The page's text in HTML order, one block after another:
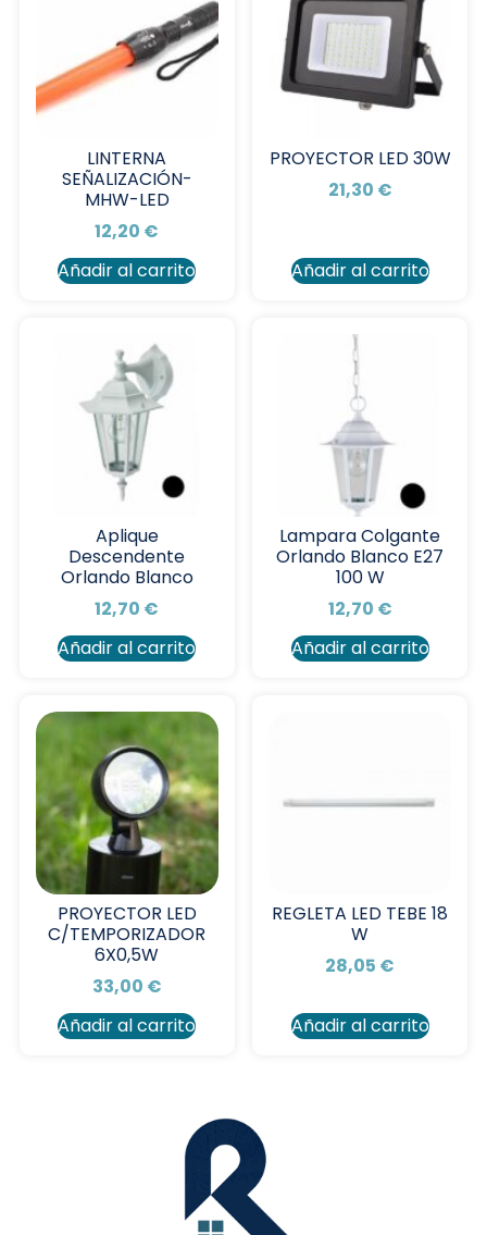
LINTERNA
SEÑALIZACIÓN-
MHW-LED
12,20 €
Añadir al carrito
PROYECTOR LED 30W
21,30 €
Añadir al carrito
Aplique
Descendente
Orlando Blanco
12,70 €
Añadir al carrito
Lampara Colgante
Orlando Blanco E27
100 W
12,70 €
Añadir al carrito
PROYECTOR LED
C/TEMPORIZADOR
6X0,5W
33,00 €
Añadir al carrito
REGLETA LED TEBE 18
W
28,05 €
Añadir al carrito